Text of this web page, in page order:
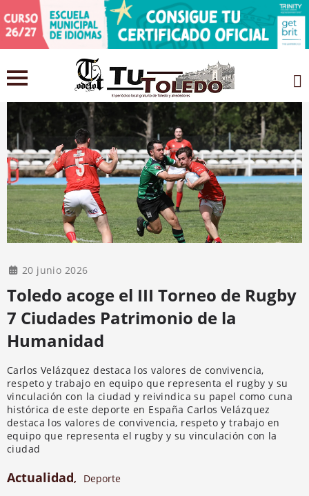
20 junio 2026
Toledo acoge el III Torneo de Rugby
7 Ciudades Patrimonio de la
Humanidad
Carlos Velázquez destaca los valores de convivencia,
respeto y trabajo en equipo que representa el rugby y su
vinculación con la ciudad y reivindica su papel como cuna
histórica de este deporte en España Carlos Velázquez
destaca los valores de convivencia, respeto y trabajo en
equipo que representa el rugby y su vinculación con la
ciudad
Actualidad, Deporte